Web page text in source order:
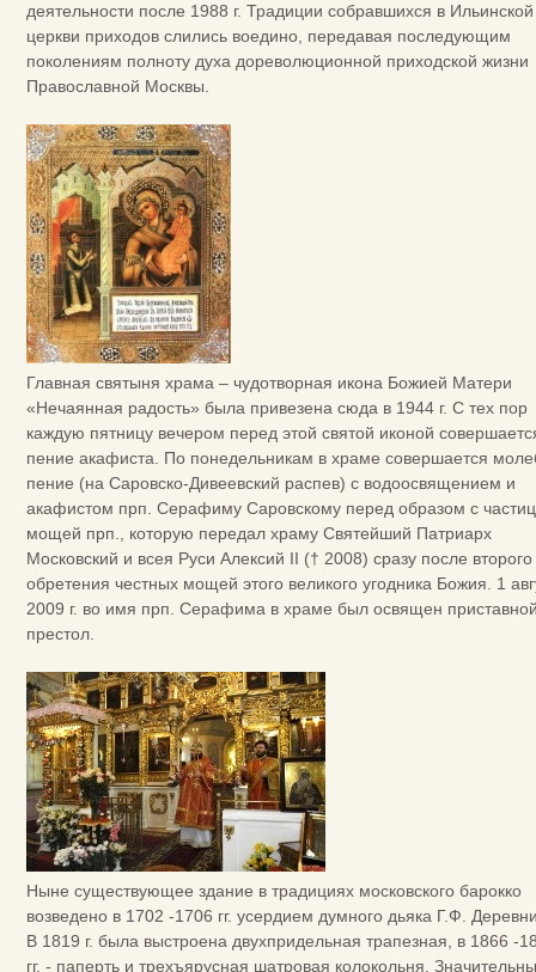
деятельности после 1988 г. Традиции собравшихся в Ильинской
церкви приходов слились воедино, передавая последующим
поколениям полноту духа дореволюционной приходской жизни
Православной Москвы.
Главная святыня храма – чудотворная икона Божией Матери
«Нечаянная радость» была привезена сюда в 1944 г. С тех пор
каждую пятницу вечером перед этой святой иконой
пение акафиста. По понедельникам в храме совершается
пение (на Саровско-Дивеевский распев) с водоосвящением и
акафистом прп. Серафиму Саровскому перед образом с
мощей прп., которую передал храму Святейший Патриарх
Московский и всея Руси Алексий II († 2008) сразу после второго
обретения честных мощей этого великого угодника Божия. 1
2009 г. во имя прп. Серафима в храме был освящен
престол.
Ныне существующее здание в традициях московского барокко
возведено в 1702 -1706 гг. усердием думного дьяка Г.Ф.
В 1819 г. была выстроена двухпридельная трапезная, в 1866 -
гг. - паперть и трехъярусная шатровая колокольня.